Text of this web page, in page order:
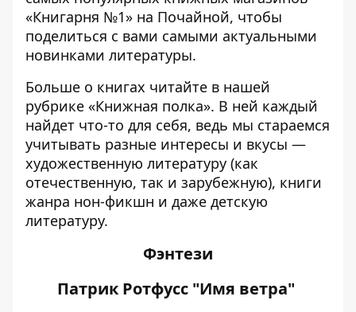
«Книгарня №1» на Почайной, чтобы
поделиться с вами самыми актуальными
новинками литературы.
Больше о книгах читайте в нашей
рубрике «Книжная полка». В ней каждый
найдет что-то для себя, ведь мы стараемся
учитывать разные интересы и вкусы —
художественную литературу (как
отечественную, так и зарубежную), книги
жанра нон-фикшн и даже детскую
литературу.
Фэнтези
Патрик Ротфусс "Имя ветра"